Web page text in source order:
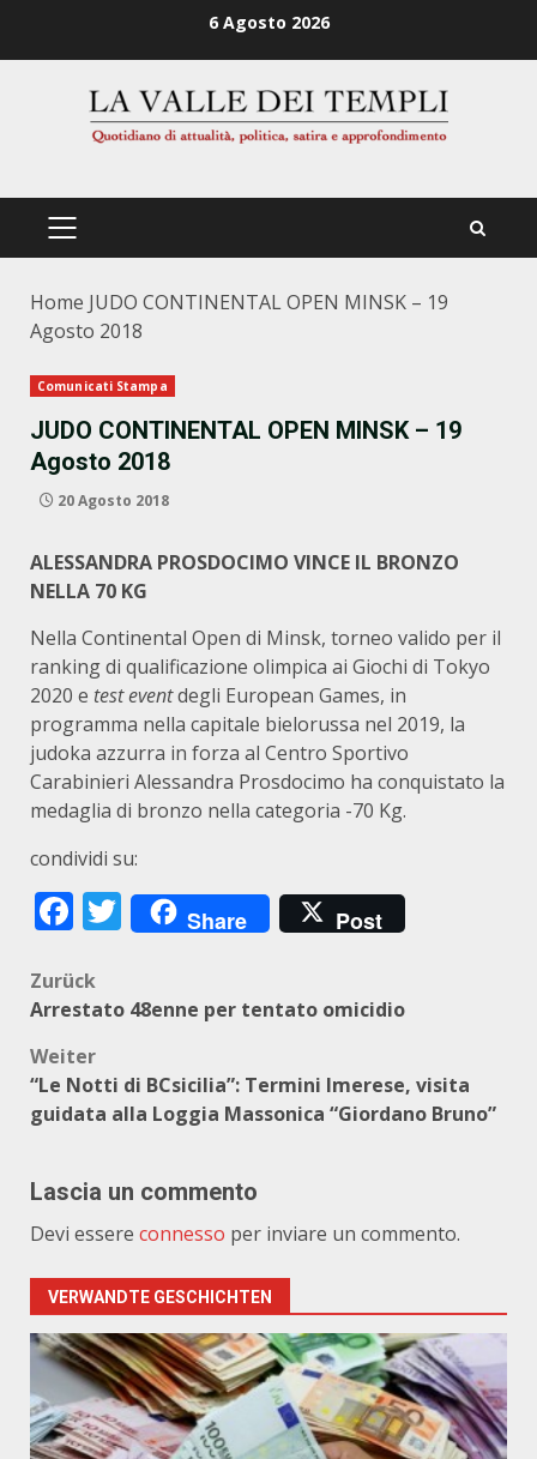
6 Agosto 2026
PRIMÄRES
Home JUDO CONTINENTAL OPEN MINSK – 19
Agosto 2018
Comunicati Stampa
JUDO CONTINENTAL OPEN MINSK – 19
Agosto 2018
20 Agosto 2018
ALESSANDRA PROSDOCIMO VINCE IL BRONZO
NELLA 70 KG
Nella Continental Open di Minsk, torneo valido per il
ranking di qualificazione olimpica ai Giochi di Tokyo
2020 e test eventdegli European Games, in
programma nella capitale bielorussa nel 2019, la
judoka azzurra in forza al Centro Sportivo
Carabinieri Alessandra Prosdocimo ha conquistato la
medaglia di bronzo nella categoria -70 Kg.
condividi su:
Facebook
Twitter
Share Post
Beitragsnavigation
Zurück
Arrestato 48enne per tentato omicidio
Weiter
“Le Notti di BCsicilia”: Termini Imerese, visita
guidata alla Loggia Massonica “Giordano Bruno”
Lascia un commento
Devi essere connesso per inviare un commento.
VERWANDTE GESCHICHTEN